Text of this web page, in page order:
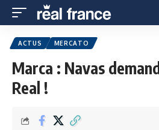
ACTUS MERCATO
Marca : Navas
Real !